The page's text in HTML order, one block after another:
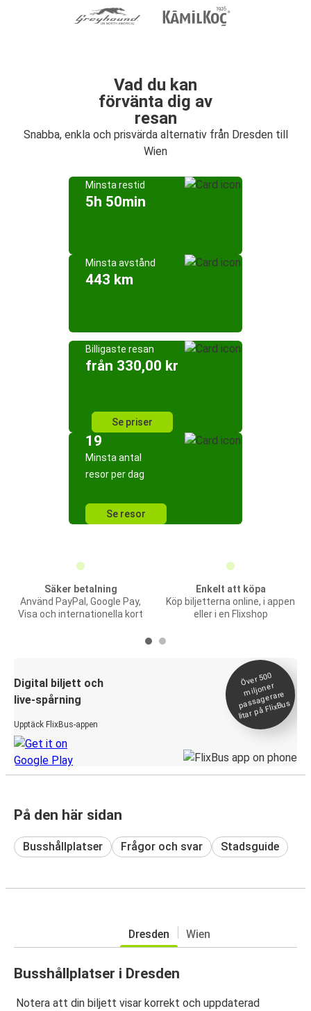
Vad du kan
förvänta dig av
resan
Snabba, enkla och prisvärda alternativ från Dresden till
Wien
Minsta restid
5h 50min
Minsta avstånd
443 km
Billigaste resan
från 330,00 kr
Se priser
19
Minsta antal
resor per dag
Se resor
Säker betalning
Använd PayPal, Google Pay,
Visa och internationella kort
Enkelt att köpa
Köp biljetterna online, i appen
eller i en Flixshop
Digital biljett och
live-spårning
Upptäck FlixBus-appen
Över 500
miljoner
passagerare
litar på FlixBus
På den här sidan
Busshållplatser Frågor och svar Stadsguide
Dresden Wien
Busshållplatser i Dresden
Notera att din biljett visar korrekt och uppdaterad